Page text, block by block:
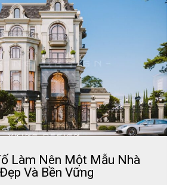
Làm Nên Một Mẫu Nhà
Và Bền Vững